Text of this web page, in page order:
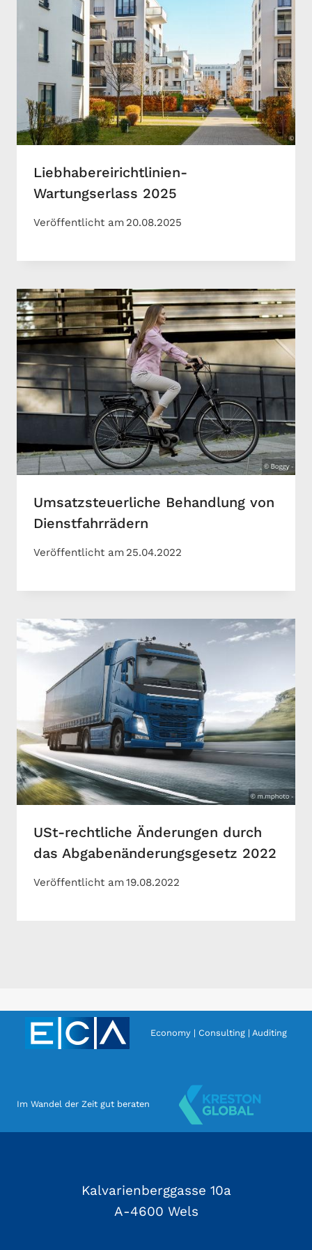
Liebhabereirichtlinien-
Wartungserlass 2025
Veröffentlicht am 20.08.2025
Umsatzsteuerliche Behandlung von
Dienstfahrrädern
Veröffentlicht am 25.04.2022
USt-rechtliche Änderungen durch
das Abgabenänderungsgesetz 2022
Veröffentlicht am19.08.2022
Economy | Consulting | Auditing
Im Wandel der Zeit gut beraten
Kalvarienberggasse 10a
A-4600 Wels